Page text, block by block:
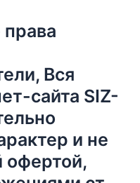
Вся
сайта SIZ-
и не
офертой,